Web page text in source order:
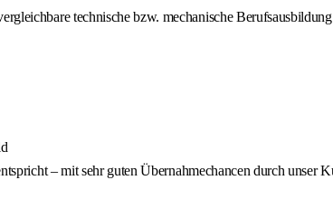
technische bzw. mechanische Berufsausbildung
– mit sehr guten Übernahmechancen durch unser